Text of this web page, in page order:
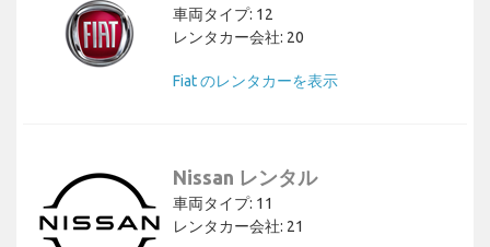
車両タイプ: 12
レンタカー会社: 20
Fiat のレンタカーを表示
Nissan レンタル
車両タイプ: 11
レンタカー会社: 21